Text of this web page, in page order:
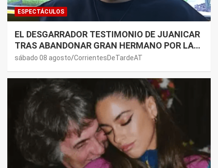
ESPECTÁCULOS
EL DESGARRADOR TESTIMONIO DE JUANICAR
TRAS ABANDONAR GRAN HERMANO POR LA
SALUD DE SU MAMÁ.
sábado 08 agosto CorrientesDeTardeAT